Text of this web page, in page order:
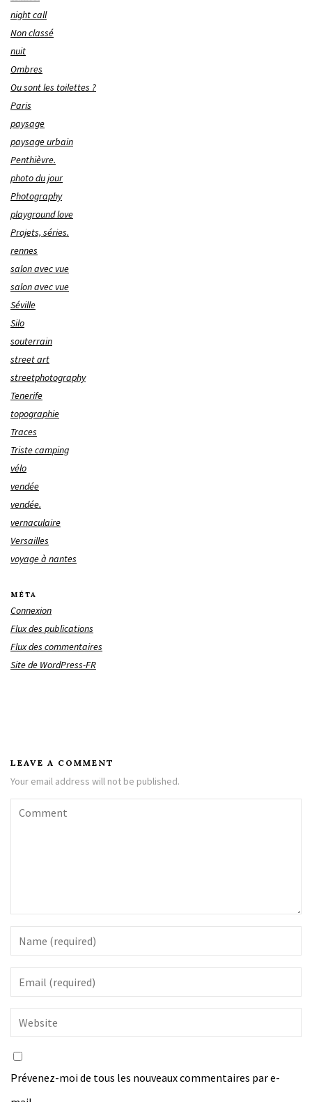
night call
Non classé
nuit
Ombres
Ou sont les toilettes ?
Paris
paysage
paysage urbain
Penthièvre.
photo du jour
Photography
playground love
Projets, séries.
rennes
salon avec vue
salon avec vue
Séville
Silo
souterrain
street art
streetphotography
Tenerife
topographie
Traces
Triste camping
vélo
vendée
vendée.
vernaculaire
Versailles
voyage à nantes
MÉTA
Connexion
Flux des publications
Flux des commentaires
Site de WordPress-FR
LEAVE A COMMENT
Your email address will not be published.
Prévenez-moi de tous les nouveaux commentaires par e-